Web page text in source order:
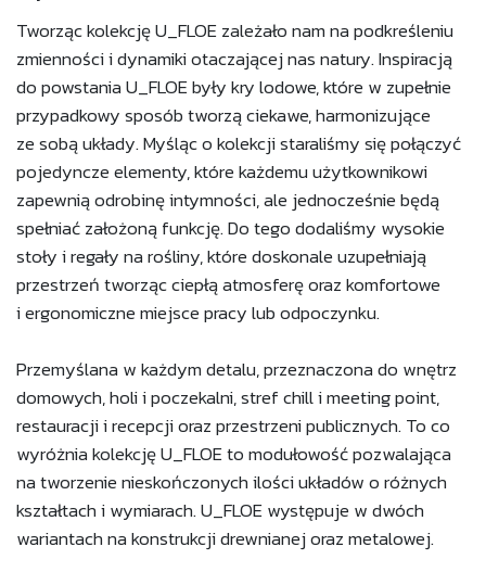
Tworząc kolekcję U_FLOE zależało nam na podkreśleniu
zmienności i dynamiki otaczającej nas natury. Inspiracją
do powstania U_FLOE były kry lodowe, które w zupełnie
przypadkowy sposób tworzą ciekawe, harmonizujące
ze sobą układy. Myśląc o kolekcji staraliśmy się połączyć
pojedyncze elementy, które każdemu użytkownikowi
zapewnią odrobinę intymności, ale jednocześnie będą
spełniać założoną funkcję. Do tego dodaliśmy wysokie
stoły i regały na rośliny, które doskonale uzupełniają
przestrzeń tworząc ciepłą atmosferę oraz komfortowe
i ergonomiczne miejsce pracy lub odpoczynku.
Przemyślana w każdym detalu, przeznaczona do wnętrz
domowych, holi i poczekalni, stref chill i meeting point,
restauracji i recepcji oraz przestrzeni publicznych. To co
wyróżnia kolekcję U_FLOE to modułowość pozwalająca
na tworzenie nieskończonych ilości układów o różnych
kształtach i wymiarach. U_FLOE występuje w dwóch
wariantach na konstrukcji drewnianej oraz metalowej.